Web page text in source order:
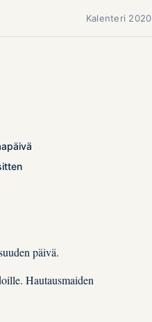
Kalenteri 2020
päivä.
Hautausmaiden